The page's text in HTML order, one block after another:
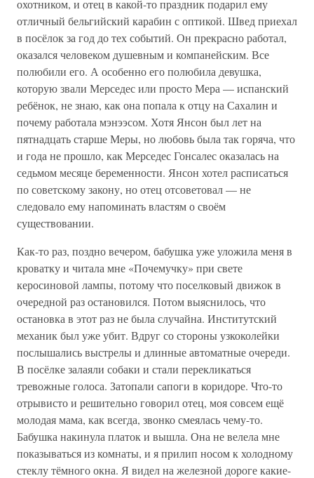
охотником, и отец в какой-то праздник подарил ему
отличный бельгийский карабин с оптикой. Швед приехал
в посёлок за год до тех событий. Он прекрасно работал,
оказался человеком душевным и компанейским. Все
полюбили его. А особенно его полюбила девушка,
которую звали Мерседес или просто Мера — испанский
ребёнок, не знаю, как она попала к отцу на Сахалин и
почему работала мэнээсом. Хотя Янсон был лет на
пятнадцать старше Меры, но любовь была так горяча, что
и года не прошло, как Мерседес Гонсалес оказалась на
седьмом месяце беременности. Янсон хотел расписаться
по советскому закону, но отец отсоветовал — не
следовало ему напоминать властям о своём
существовании.
Как-то раз, поздно вечером, бабушка уже уложила меня в
кроватку и читала мне «Почемучку» при свете
керосиновой лампы, потому что поселковый движок в
очередной раз остановился. Потом выяснилось, что
остановка в этот раз не была случайна. Институтский
механик был уже убит. Вдруг со стороны узкоколейки
послышались выстрелы и длинные автоматные очереди.
В посёлке залаяли собаки и стали перекликаться
тревожные голоса. Затопали сапоги в коридоре. Что-то
отрывисто и решительно говорил отец, моя совсем ещё
молодая мама, как всегда, звонко смеялась чему-то.
Бабушка накинула платок и вышла. Она не велела мне
показываться из комнаты, и я прилип носом к холодному
стеклу тёмного окна. Я видел на железной дороге какие-